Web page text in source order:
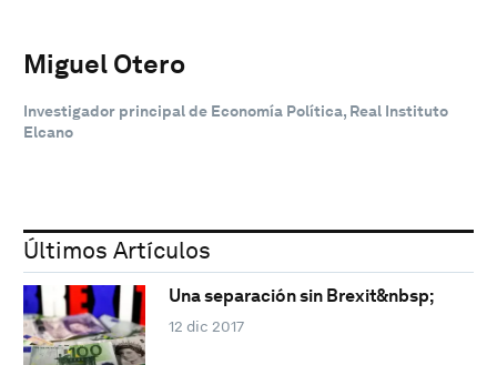
Miguel Otero
Investigador principal de Economía Política, Real Instituto
Elcano
Últimos Artículos
Una separación sin Brexit&nbsp;
12 dic 2017